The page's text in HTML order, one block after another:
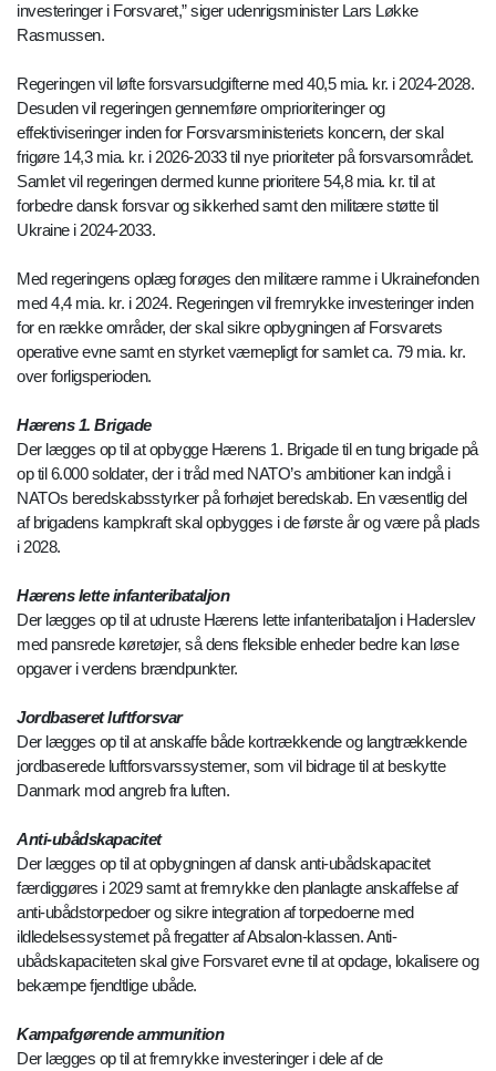
investeringer i Forsvaret,” siger udenrigsminister Lars Løkke
Rasmussen.
Regeringen vil løfte forsvarsudgifterne med 40,5 mia. kr. i 2024-2028.
Desuden vil regeringen gennemføre omprioriteringer og
effektiviseringer inden for Forsvarsministeriets koncern, der skal
frigøre 14,3 mia. kr. i 2026-2033 til nye prioriteter på forsvarsområdet.
Samlet vil regeringen dermed kunne prioritere 54,8 mia. kr. til at
forbedre dansk forsvar og sikkerhed samt den militære støtte til
Ukraine i 2024-2033.
Med regeringens oplæg forøges den militære ramme i Ukrainefonden
med 4,4 mia. kr. i 2024. Regeringen vil fremrykke investeringer inden
for en række områder, der skal sikre opbygningen af Forsvarets
operative evne samt en styrket værnepligt for samlet ca. 79 mia. kr.
over forligsperioden.
Hærens 1. Brigade
Der lægges op til at opbygge Hærens 1. Brigade til en tung brigade på
op til 6.000 soldater, der i tråd med NATO’s ambitioner kan indgå i
NATOs beredskabsstyrker på forhøjet beredskab. En væsentlig del
af brigadens kampkraft skal opbygges i de første år og være på plads
i 2028.
Hærens lette infanteribataljon
Der lægges op til at udruste Hærens lette infanteribataljon i Haderslev
med pansrede køretøjer, så dens fleksible enheder bedre kan løse
opgaver i verdens brændpunkter.
Jordbaseret luftforsvar
Der lægges op til at anskaffe både kortrækkende og langtrækkende
jordbaserede luftforsvarssystemer, som vil bidrage til at beskytte
Danmark mod angreb fra luften.
Anti-ubådskapacitet
Der lægges op til at opbygningen af dansk anti-ubådskapacitet
færdiggøres i 2029 samt at fremrykke den planlagte anskaffelse af
anti-ubådstorpedoer og sikre integration af torpedoerne med
ildledelsessystemet på fregatter af Absalon-klassen. Anti-
ubådskapaciteten skal give Forsvaret evne til at opdage, lokalisere og
bekæmpe fjendtlige ubåde.
Kampafgørende ammunition
Der lægges op til at fremrykke investeringer i dele af de